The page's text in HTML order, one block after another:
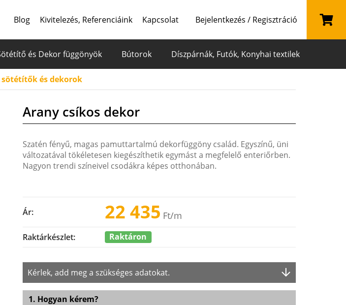
Blog Kivitelezés, Referenciáink Kapcsolat Bejelentkezés / Regisztráció
és Dekor függönyök Bútorok Díszpárnák, Futók, Konyhai textilek
sötétítők és dekorok
Arany csíkos dekor
Szatén fényű, magas pamuttartalmú dekorfüggöny család. Egyszínű, üni
változatával tökéletesen kiegészíthetik egymást a megfelelő enteriőrben.
Nagyon trendi színeivel csodákra képes otthonában.
Ár: 22 435 Ft/m
Raktárkészlet: Raktáron
Kérlek, add meg a szükséges adatokat.
1. Hogyan kérem?